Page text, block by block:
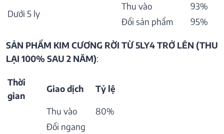
Dưới 5 ly
Thu vào
93%
Đổi sản phẩm
95%
SẢN PHẨM KIM CƯƠNG RỜI TỪ 5LY4 TRỞ LÊN (THU
LẠI 100% SAU 2 NĂM):
Thời
gian
Giao dịch Tỷ lệ
Thu vào
80%
Đổi ngang